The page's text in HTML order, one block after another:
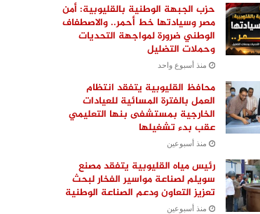
حزب الجبهة الوطنية بالقليوبية: أمن
مصر وسيادتها خط أحمر.. والاصطفاف
الوطني ضرورة لمواجهة التحديات
وحملات التضليل
منذ أسبوع واحد
محافظ القليوبية يتفقد انتظام
العمل بالفترة المسائية للعيادات
الخارجية بمستشفى بنها التعليمي
عقب بدء تشغيلها
منذ أسبوعين
رئيس مياه القليوبية يتفقد مصنع
سويلم لصناعة مواسير الفخار لبحث
تعزيز التعاون ودعم الصناعة الوطنية
منذ أسبوعين